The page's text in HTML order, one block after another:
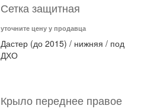
Сетка защитная
уточните цену у продавца
Дастер (до 2015) / нижняя / под
ДХО
Крыло переднее правое